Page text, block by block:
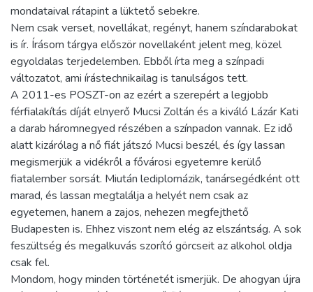
mondataival rátapint a lüktető sebekre.
Nem csak verset, novellákat, regényt, hanem színdarabokat
is ír. Írásom tárgya először novellaként jelent meg, közel
egyoldalas terjedelemben. Ebből írta meg a színpadi
változatot, ami írástechnikailag is tanulságos tett.
A 2011-es POSZT-on az ezért a szerepért a legjobb
férfialakítás díját elnyerő Mucsi Zoltán és a kiváló Lázár Kati
a darab háromnegyed részében a színpadon vannak. Ez idő
alatt kizárólag a nő fiát játszó Mucsi beszél, és így lassan
megismerjük a vidékről a fővárosi egyetemre kerülő
fiatalember sorsát. Miután lediplomázik, tanársegédként ott
marad, és lassan megtalálja a helyét nem csak az
egyetemen, hanem a zajos, nehezen megfejthető
Budapesten is. Ehhez viszont nem elég az elszántság. A sok
feszültség és megalkuvás szorító görcseit az alkohol oldja
csak fel.
Mondom, hogy minden történetét ismerjük. De ahogyan újra